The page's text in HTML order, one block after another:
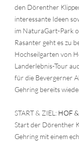
den Dörenther
interessante Ideen
im NaturaGart-Park
Rasanter geht es zu
Hochseilgarten von
Landerlebnis-Tour
für die Bevergerner
Gehring bereits
START & ZIEL: HOF
Start der Dörenther
Gehring mit einem